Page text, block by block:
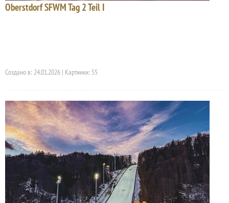
Oberstdorf SFWM Tag 2 Teil I
Создано в: 24.01.2026 | Картинки: 55